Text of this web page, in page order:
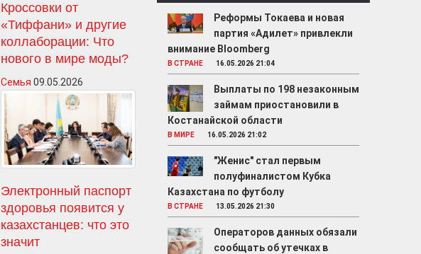
Кроссовки от
«Тиффани» и другие
коллаборации: Что
нового в мире моды?
Семья 09.05.2026
Электронный паспорт
здоровья появится у
казахстанцев: что это
значит
Реформы Токаева и новая
партия «Адилет» привлекли
внимание Bloomberg
В СТРАНЕ 16.05.2026 21:04
Выплаты по 198 незаконным
займам приостановили в
Костанайской области
В МИРЕ 16.05.2026 21:02
"Женис" стал первым
полуфиналистом Кубка
Казахстана по футболу
В СТРАНЕ 13.05.2026 21:30
Операторов данных обязали
сообщать об утечках в